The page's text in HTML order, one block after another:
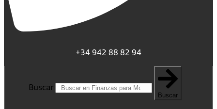
+34 942 88 82 94
Buscar
Buscar